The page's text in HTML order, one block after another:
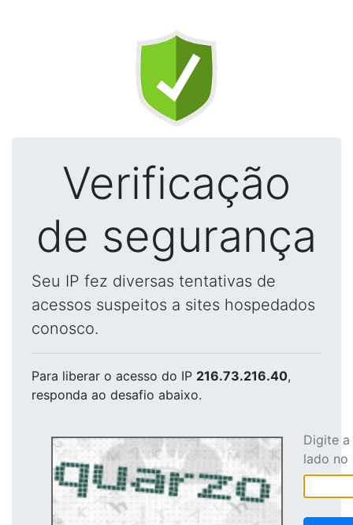
Verificação
de segurança
Seu IP fez diversas tentativas de
acessos suspeitos a sites hospedados
conosco.
Para liberar o acesso do IP 216.73.216.40,
responda ao desafio abaixo.
Digite
lado no